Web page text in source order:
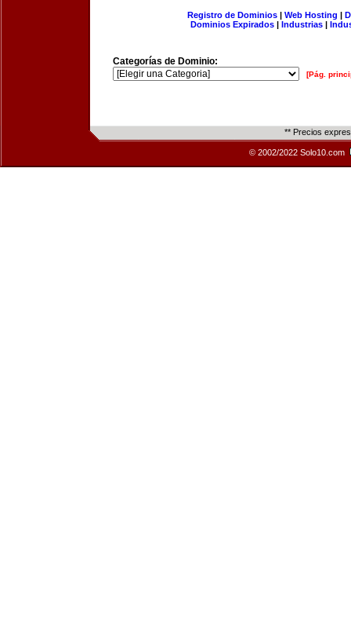
Registro de Dominios| Web Hosting |
Dominios Expirados | Industrias |
Categorías de Dominio:
[Pág.
** Precios
© 2002/2022 Solo10.com